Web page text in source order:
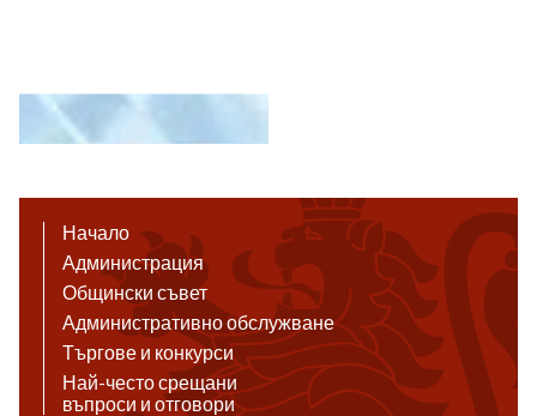
Начало
Администрация
Общински съвет
Административно обслужване
Търгове и конкурси
Най-често срещани
въпроси и отговори